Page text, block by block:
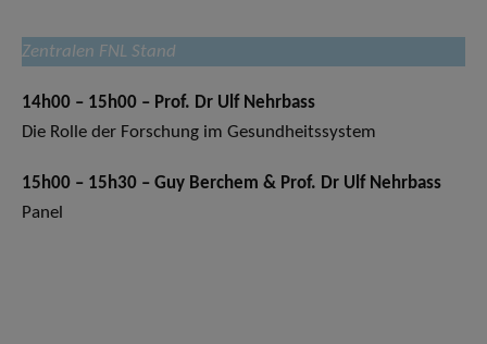
Zentralen FNL Stand
14h00 – 15h00 – Prof. Dr Ulf Nehrbass
Die Rolle der Forschung im Gesundheitssystem
15h00 – 15h30 – Guy Berchem & Prof. Dr Ulf Nehrbass
Panel